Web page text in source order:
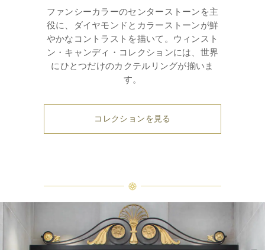
ファンシーカラーのセンターストーンを主
役に、ダイヤモンドとカラーストーンが鮮
やかなコントラストを描いて。ウィンスト
ン・キャンディ・コレクションには、世界
にひとつだけのカクテルリングが揃いま
す。
コレクションを見る